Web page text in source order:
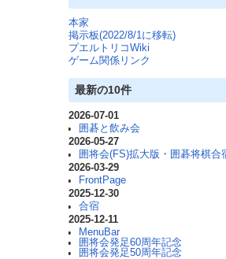
本家
掲示板(2022/8/1に移転)
プエルトリコWiki
ゲーム関係リンク
最新の10件
2026-07-01
囲碁と飲み会
2026-05-27
囲将会(FS)拡大版・囲碁将棋合
2026-03-29
FrontPage
2025-12-30
合宿
2025-12-11
MenuBar
囲将会発足60周年記念
囲将会発足50周年記念